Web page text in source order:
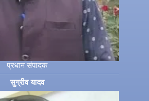
प्रधान संपादक
सुग्रीव यादव